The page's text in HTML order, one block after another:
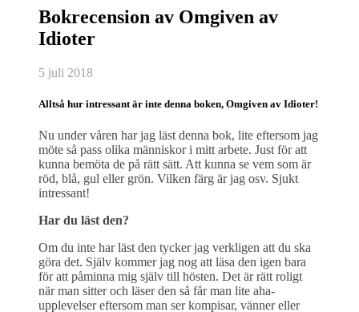
Bokrecension av Omgiven av
Idioter
5 juli 2018
Alltså hur intressant är inte denna boken, Omgiven av Idioter!
Nu under våren har jag läst denna bok, lite eftersom jag
möte så pass olika människor i mitt arbete. Just för att
kunna bemöta de på rätt sätt. Att kunna se vem som är
röd, blå, gul eller grön. Vilken färg är jag osv. Sjukt
intressant!
Har du läst den?
Om du inte har läst den tycker jag verkligen att du ska
göra det. Själv kommer jag nog att läsa den igen bara
för att påminna mig själv till hösten. Det är rätt roligt
när man sitter och läser den så får man lite aha-
upplevelser eftersom man ser kompisar, vänner eller